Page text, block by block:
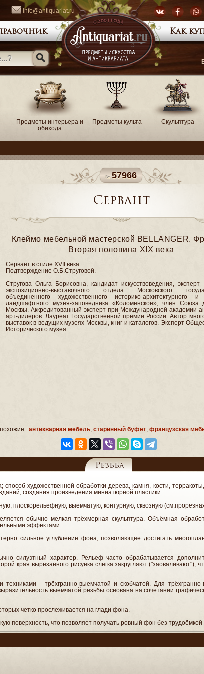
info@antiquariat.ru
Как
Предметы интерьера и
обихода
Предметы культа Скульптура
57966
Сервант
Клеймо мебельной мастерской BELLANGER.
Вторая половина ХIХ века
Сервант в стиле XVII века.
Подтверждение О.Б.Струговой.
Стругова Ольга Борисовна, кандидат искусствоведения, эксперт
экспозиционно-выставочного отдела Московского
объединенного художественного историко-архитектурного
ландшафтного музея-заповедника «Коломенское», член Союза
Москвы. Аккредитованный эксперт при Международной академии
арт-дилеров. Лауреат Государственной премии России. Автор
выставок в ведущих музеях Москвы, книг и каталогов. Эксперт
Исторического музея.
: антикварная мебель, старинный буфет, французская
Резьба
способ художественной обработки дерева, камня, кости,
создания произведения миниатюрной пластики.
плоскорельефную, выемчатую, контурную, сквозную
обычно мелкая трёхмерная скульптура. Объёмная
эффектами.
сильное углубление фона, позволяющее достигать
силуэтный характер. Рельеф часто обрабатывается
края вырезанного рисунка слегка закругляют
- трёхгранно-выемчатой и скобчатой. Для
выемчатой резьбы основана на сочетании
четко прослеживается на глади фона.
поверхность, что позволяет получать ровный фон без трудоёмкой